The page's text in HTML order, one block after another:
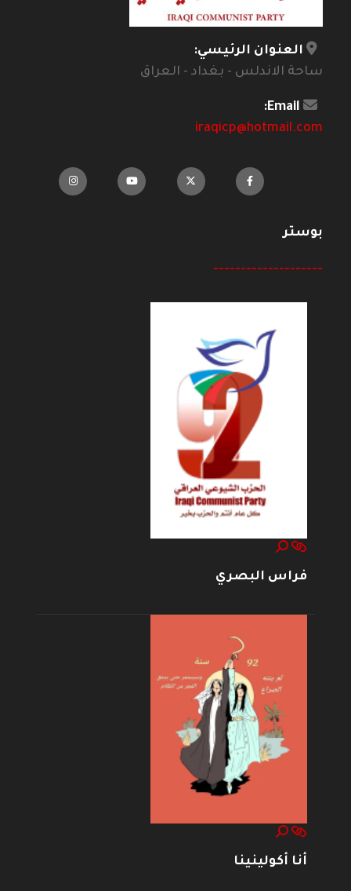
العنوان الرئيسي:
ساحة الاندلس - بغداد - العراق
Email:
iraqicp@hotmail.com
بوستر
--------------------
فراس البصري
أنا أكولينينا